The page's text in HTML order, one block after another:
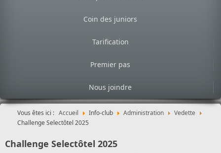
Coin des juniors
Tarification
Premier pas
Nous joindre
Vous êtes ici : Accueil Info-club Administration
Vedette
Challenge Selectôtel 2025
Challenge Selectôtel 2025